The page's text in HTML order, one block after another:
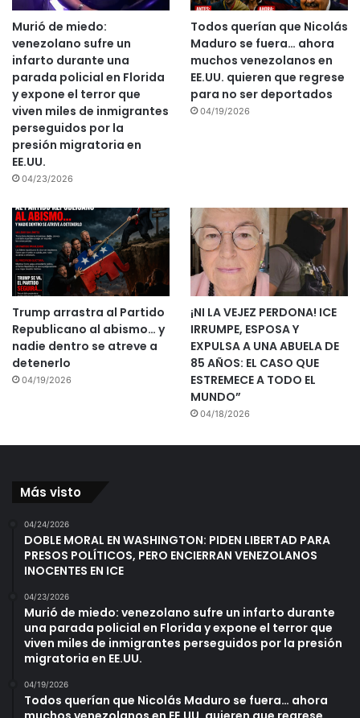
Murió de miedo:
venezolano sufre un
infarto durante una
parada policial en Florida
y expone el terror que
viven miles de inmigrantes
perseguidos por la
presión migratoria en
EE.UU.
04/23/2026
Todos querían que Nicolás
Maduro se fuera… ahora
muchos venezolanos en
EE.UU. quieren que regrese
para no ser deportados
04/19/2026
Trump arrastra al Partido
Republicano al abismo… y
nadie dentro se atreve a
detenerlo
04/19/2026
¡NI LA VEJEZ PERDONA! ICE
IRRUMPE, ESPOSA Y
EXPULSA A UNA ABUELA DE
85 AÑOS: EL CASO QUE
ESTREMECE A TODO EL
MUNDO”
04/18/2026
Más visto
04/24/2026
DOBLE MORAL EN WASHINGTON: PIDEN LIBERTAD PARA
PRESOS POLÍTICOS, PERO ENCIERRAN VENEZOLANOS
INOCENTES EN ICE
04/23/2026
Murió de miedo: venezolano sufre un infarto durante
una parada policial en Florida y expone el terror que
viven miles de inmigrantes perseguidos por la presión
migratoria en EE.UU.
04/19/2026
Todos querían que Nicolás Maduro se fuera… ahora